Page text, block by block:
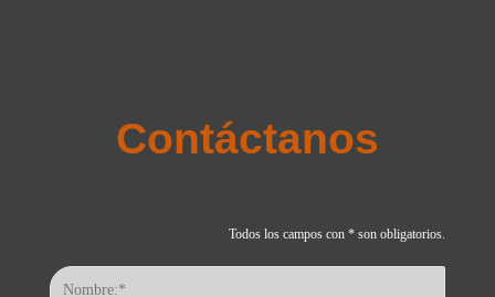
Contáctanos
Todos los campos con * son obligatorios.